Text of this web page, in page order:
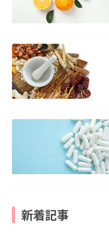
新着記事